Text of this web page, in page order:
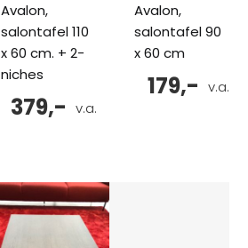
Avalon,
salontafel 110
x 60 cm. + 2-
niches
v.a.
379,-
Avalon,
salontafel 90
x 60 cm
v.a.
179,-